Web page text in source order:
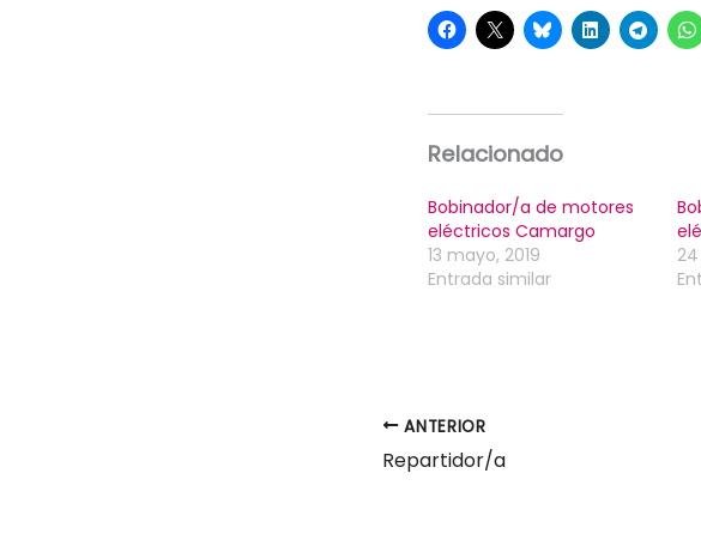
Relacionado
Bobinador/a de motores
eléctricos Camargo
13 mayo, 2019
Entrada similar
ANTERIOR
Repartidor/a